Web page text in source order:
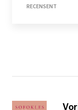
RECENSENT